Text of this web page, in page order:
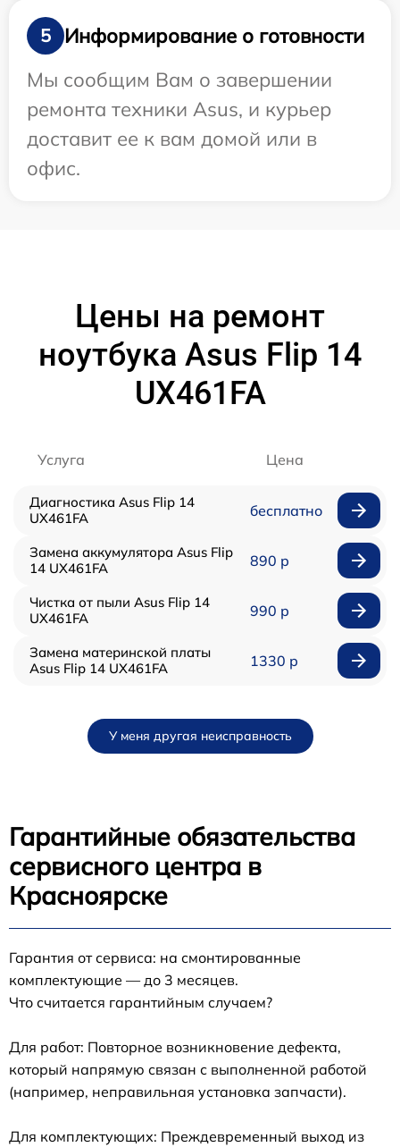
5
Информирование о готовности
Мы сообщим Вам о завершении
ремонта техники Asus, и курьер
доставит ее к вам домой или в
офис.
Цены на ремонт
ноутбука Asus Flip 14
UX461FA
Услуга Цена
Диагностика Asus Flip 14
UX461FA
бесплатно
Замена аккумулятора Asus Flip
14 UX461FA
890 р
Чистка от пыли Asus Flip 14
UX461FA
990 р
Замена материнской платы
Asus Flip 14 UX461FA
1330 р
У меня другая неисправность
Гарантийные обязательства
сервисного центра в
Красноярске
Гарантия от сервиса: на смонтированные
комплектующие — до 3 месяцев.
Что считается гарантийным случаем?
Для работ: Повторное возникновение дефекта,
который напрямую связан с выполненной работой
(например, неправильная установка запчасти).
Для комплектующих: Преждевременный выход из